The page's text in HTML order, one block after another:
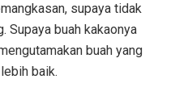
supaya tidak
Supaya buah kakaonya
buah yang
baik.